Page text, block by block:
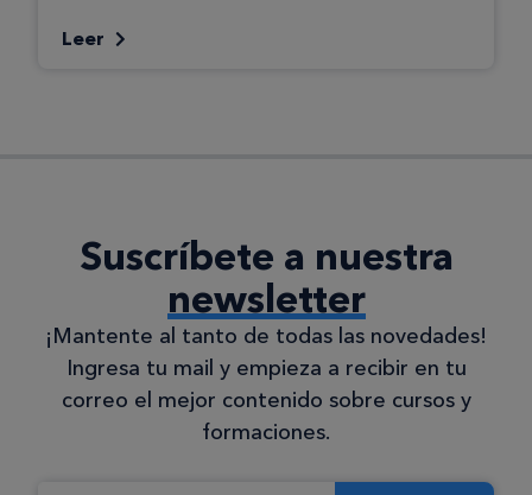
Leer
Suscríbete a nuestra
newsletter
¡Mantente al tanto de todas las novedades!
Ingresa tu mail y empieza a recibir en tu
correo el mejor contenido sobre cursos y
formaciones.